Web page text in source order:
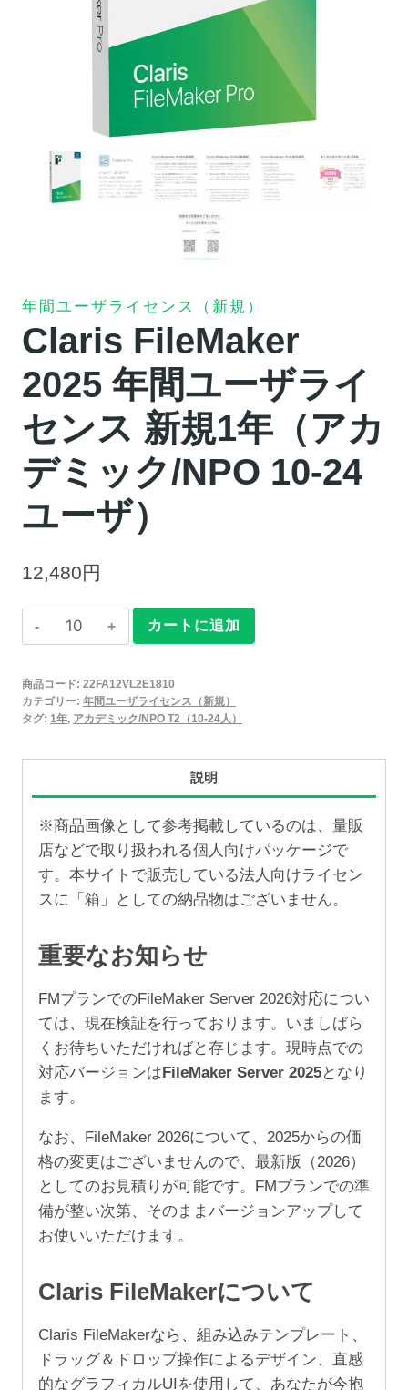
年間ユーザライセンス（新規）
Claris FileMaker
2025 年間ユーザライ
センス 新規1年（アカ
デミック/NPO 10-24
ユーザ）
12,480円
Claris
FileMaker
年
間
ザ
ラ
イ
セ
ン
新
規
1
年
（ア
カ
デ
ッ
ク/NPO
10-
24
ユ
ザ）
カートに追加
商品コード: 22FA12VL2E1810
カテゴリー: 年間ユーザライセンス（新規）
タグ: 1年, アカデミック/NPO T2（10-24人）
説明
※商品画像として参考掲載しているのは、量販
店などで取り扱われる個人向けパッケージで
す。本サイトで販売している法人向けライセン
スに「箱」としての納品物はございません。
重要なお知らせ
FMプランでのFileMaker Server 2026対応につい
ては、現在検証を行っております。いましばら
くお待ちいただければと存じます。現時点での
対応バージョンは FileMaker Server 2025となり
ます。
なお、FileMaker 2026について、2025からの価
格の変更はございませんので、最新版（2026）
としてのお見積りが可能です。FMプランでの準
備が整い次第、そのままバージョンアップして
お使いいただけます。
Claris FileMakerについて
Claris FileMakerなら、組み込みテンプレート、
ドラッグ＆ドロップ操作によるデザイン、直感
的なグラフィカルUIを使用して、あなたが今抱